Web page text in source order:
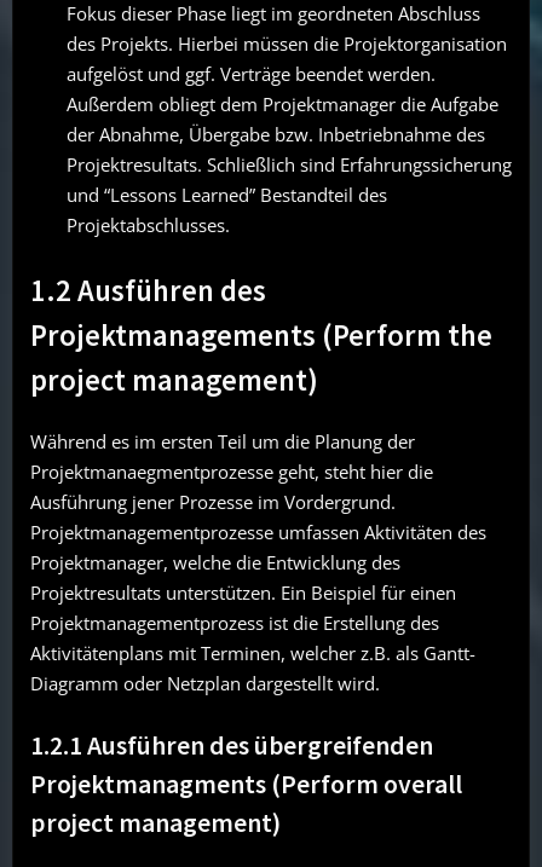
Fokus dieser Phase liegt im geordneten Abschluss
des Projekts. Hierbei müssen die Projektorganisation
aufgelöst und ggf. Verträge beendet werden.
Außerdem obliegt dem Projektmanager die Aufgabe
der Abnahme, Übergabe bzw. Inbetriebnahme des
Projektresultats. Schließlich sind Erfahrungssicherung
und “Lessons Learned” Bestandteil des
Projektabschlusses.
1.2 Ausführen des
Projektmanagements (Perform the
project management)
Während es im ersten Teil um die Planung der
Projektmanaegmentprozesse geht, steht hier die
Ausführung jener Prozesse im Vordergrund.
Projektmanagementprozesse umfassen Aktivitäten des
Projektmanager, welche die Entwicklung des
Projektresultats unterstützen. Ein Beispiel für einen
Projektmanagementprozess ist die Erstellung des
Aktivitätenplans mit Terminen, welcher z.B. als Gantt-
Diagramm oder Netzplan dargestellt wird.
1.2.1 Ausführen des übergreifenden
Projektmanagments (Perform overall
project management)